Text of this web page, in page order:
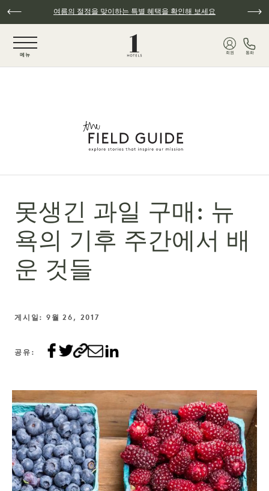
주요 콘텐츠로 건너뛰기여름의 절정을 맞이하는 특별 혜택을 확인해 보세요
메뉴
회원 통화
못생긴 과일 구매: 뉴
욕의 기후 주간에서 배
운 것들
게시일: 9월 26, 2017
공유: